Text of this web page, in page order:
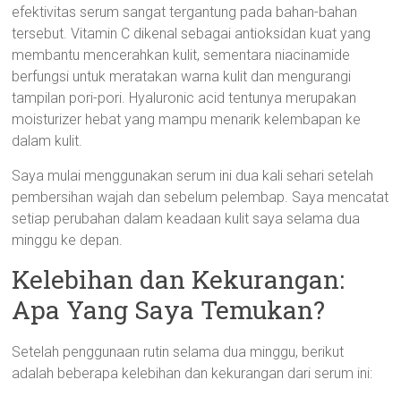
efektivitas serum sangat tergantung pada bahan-bahan
tersebut. Vitamin C dikenal sebagai antioksidan kuat yang
membantu mencerahkan kulit, sementara niacinamide
berfungsi untuk meratakan warna kulit dan mengurangi
tampilan pori-pori. Hyaluronic acid tentunya merupakan
moisturizer hebat yang mampu menarik kelembapan ke
dalam kulit.
Saya mulai menggunakan serum ini dua kali sehari setelah
pembersihan wajah dan sebelum pelembap. Saya mencatat
setiap perubahan dalam keadaan kulit saya selama dua
minggu ke depan.
Kelebihan dan Kekurangan:
Apa Yang Saya Temukan?
Setelah penggunaan rutin selama dua minggu, berikut
adalah beberapa kelebihan dan kekurangan dari serum ini: